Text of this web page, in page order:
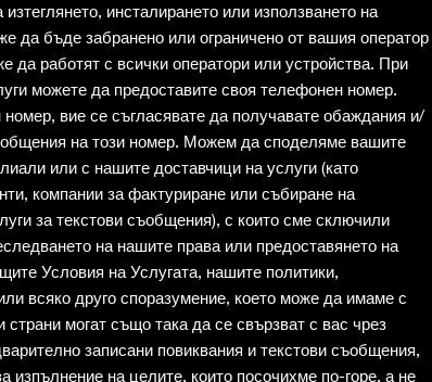
инсталирането или използването на
да бъде забранено или ограничено от вашия оператор
да работят с всички оператори или устройства. При
можете да предоставите своя телефонен номер.
вие се съгласявате да получавате обаждания и/
на този номер. Можем да споделяме вашите
или с нашите доставчици на услуги (като
компании за фактуриране или събиране на
за текстови съобщения), с които сме сключили
на нашите права или предоставянето на
Условия на Услугата, нашите политики,
всяко друго споразумение, което може да имаме с
страни могат също така да се свързват с вас чрез
записани повиквания и текстови съобщения,
изпълнение на целите, които посочихме по-горе, а не